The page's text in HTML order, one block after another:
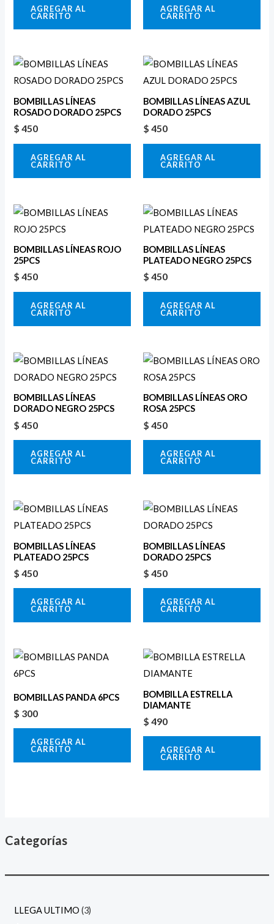
Categorías
LLEGA ULTIMO 3
AGREGAR AL
CARRITO
AGREGAR AL
CARRITO
BOMBILLAS LÍNEAS
ROSADO DORADO 25PCS
$ 450
AGREGAR AL
CARRITO
BOMBILLAS LÍNEAS AZUL
DORADO 25PCS
$ 450
AGREGAR AL
CARRITO
BOMBILLAS LÍNEAS ROJO
25PCS
$ 450
AGREGAR AL
CARRITO
BOMBILLAS LÍNEAS
PLATEADO NEGRO 25PCS
$ 450
AGREGAR AL
CARRITO
BOMBILLAS LÍNEAS
DORADO NEGRO 25PCS
$ 450
AGREGAR AL
CARRITO
BOMBILLAS LÍNEAS ORO
ROSA 25PCS
$ 450
AGREGAR AL
CARRITO
BOMBILLAS LÍNEAS
PLATEADO 25PCS
$ 450
AGREGAR AL
CARRITO
BOMBILLAS LÍNEAS
DORADO 25PCS
$ 450
AGREGAR AL
CARRITO
BOMBILLAS PANDA 6PCS
$ 300
AGREGAR AL
CARRITO
BOMBILLA ESTRELLA
DIAMANTE
$ 490
AGREGAR AL
CARRITO